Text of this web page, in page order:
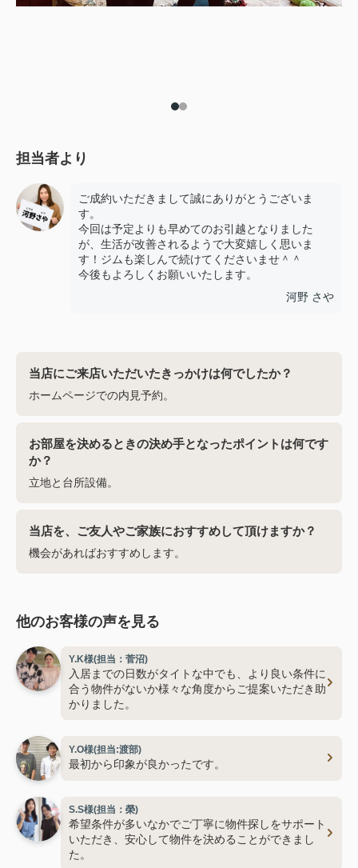
担当者より
ご成約いただきまして誠にありがとうございま
す。
今回は予定よりも早めてのお引越となりました
が、生活が改善されるようで大変嬉しく思いま
す！ジムも楽しんで続けてくださいませ＾＾
今後もよろしくお願いいたします。
河野 さや
当店にご来店いただいたきっかけは何でしたか？
ホームページでの内見予約。
お部屋を決めるときの決め手となったポイントは何です
か？
立地と台所設備。
当店を、ご友人やご家族におすすめして頂けますか？
機会があればおすすめします。
他のお客様の声を見る
Y.K様(担当：菅沼)
入居までの日数がタイトな中でも、より良い条件に
合う物件がないか様々な角度からご提案いただき助
かりました。
Y.O様(担当:渡部)
最初から印象が良かったです。
S.S様(担当：榮)
希望条件が多いなかでご丁寧に物件探しをサポート
いただき、安心して物件を決めることができまし
た。